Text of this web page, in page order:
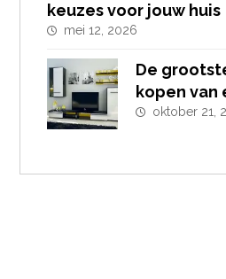
keuzes voor jouw huis
mei 12, 2026
De
kopen
oktober 21,